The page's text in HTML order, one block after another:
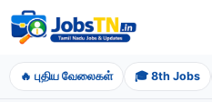
Skip
to
content
🔥 புதிய வேலைகள் 🎓 8th Jobs